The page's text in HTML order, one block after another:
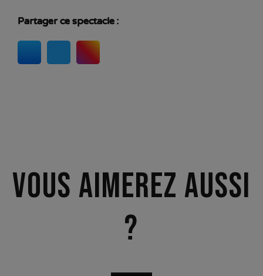
Partager ce spectacle :
Vous aimerez aussi
?